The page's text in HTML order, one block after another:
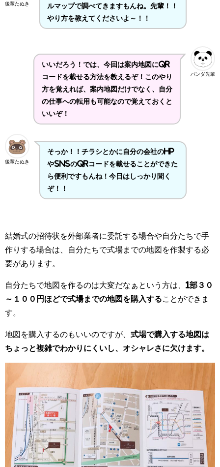
後輩たぬき
ルマップで調べてきますもんね。先輩！！
やり方を教えてくださいよ～！！
パンダ先輩
いいだろう！では、今回は案内地図にQR
コードを載せる方法を教えるぞ！このやり
方を覚えれば、案内地図だけでなく、自分
の仕事への転用も可能なので覚えておくと
いいぞ！
後輩たぬき
そっか！！チラシとかに自分の会社のHP
やSNSのQRコードを載せることができた
ら便利ですもんね！今日はしっかり聞く
ぞ！！
結婚式の招待状を外部業者に委託する場合や自分たちで手
作りする場合は、自分たちで式場までの地図を作製する必
要があります。
自分たちで地図を作るのは大変だなぁという方は、 1部３０
～１００円ほどで式場までの地図を購入する ことができま
す。
地図を購入するのもいいのですが、 式場で購入する地図は
ちょっと複雑でわかりにくいし、オシャレさに欠けます。